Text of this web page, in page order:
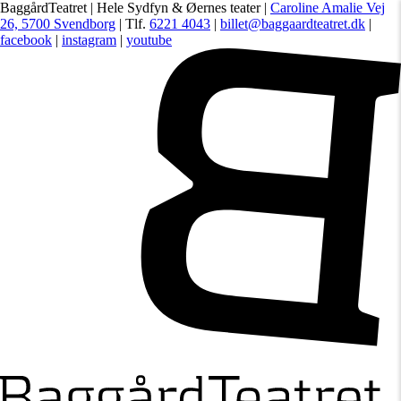
BaggårdTeatret | Hele Sydfyn & Øernes teater | Caroline Amalie Vej
26, 5700 Svendborg | Tlf. 6221 4043 | billet@baggaardteatret.dk |
facebook | instagram | youtube